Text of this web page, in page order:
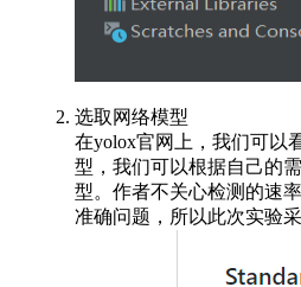
选取网络模型
在yolox官网上，我们可以
型，我们可以根据自己的
型。作者不关心检测的速
准确问题，所以此次实验